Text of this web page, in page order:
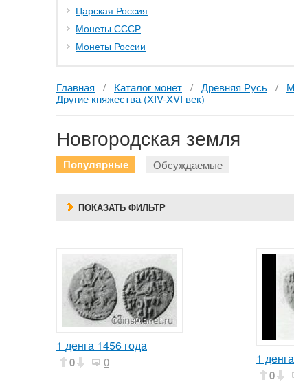
Царская Россия
Монеты СССР
Монеты России
Каталог монет Древняя Русь
Другие княжества (XIV-XVI век)
Новгородская земля
Популярные Обсуждаемые
ПОКАЗАТЬ ФИЛЬТР
1 денга 1456 года
0 0 1
0